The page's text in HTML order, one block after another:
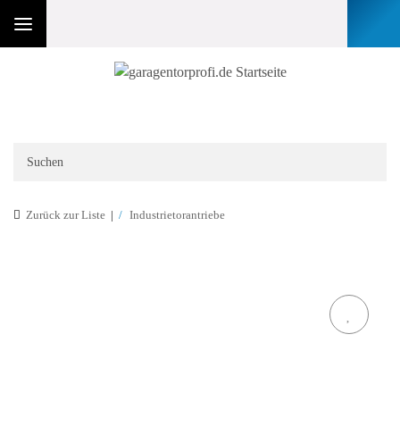
Zurück zur Liste Industrietorantriebe